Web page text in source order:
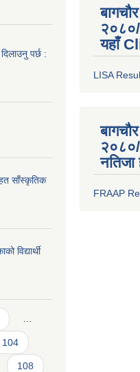
पर्छ :
साँस्कृतिक
विद्यार्थी
…
104
108
२०८०/
यहाँ
LISA
नतिजा
FRAAP